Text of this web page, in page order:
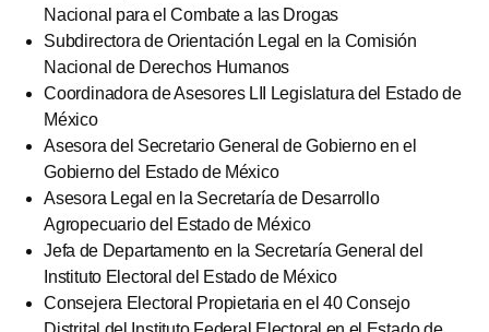
Nacional para el Combate a las Drogas
Subdirectora de Orientación Legal en la Comisión
Nacional de Derechos Humanos
Coordinadora de Asesores LII Legislatura del Estado de
México
Asesora del Secretario General de Gobierno en el
Gobierno del Estado de México
Asesora Legal en la Secretaría de Desarrollo
Agropecuario del Estado de México
Jefa de Departamento en la Secretaría General del
Instituto Electoral del Estado de México
Consejera Electoral Propietaria en el 40 Consejo